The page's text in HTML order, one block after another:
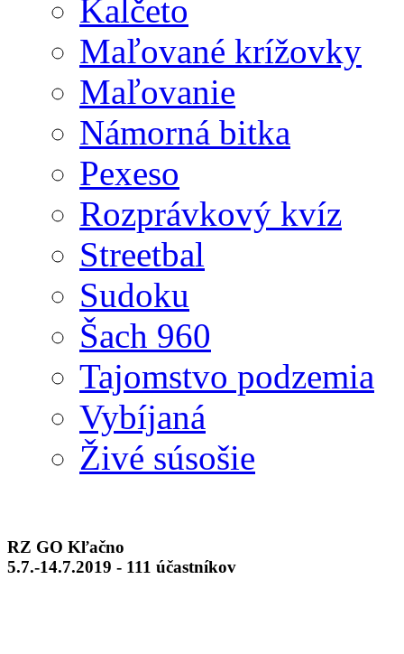
Kalčeto
Maľované krížovky
Maľovanie
Námorná bitka
Pexeso
Rozprávkový kvíz
Streetbal
Sudoku
Šach 960
Tajomstvo podzemia
Vybíjaná
Živé súsošie
RZ GO Kľačno
5.7.-14.7.2019 - 111 účastníkov